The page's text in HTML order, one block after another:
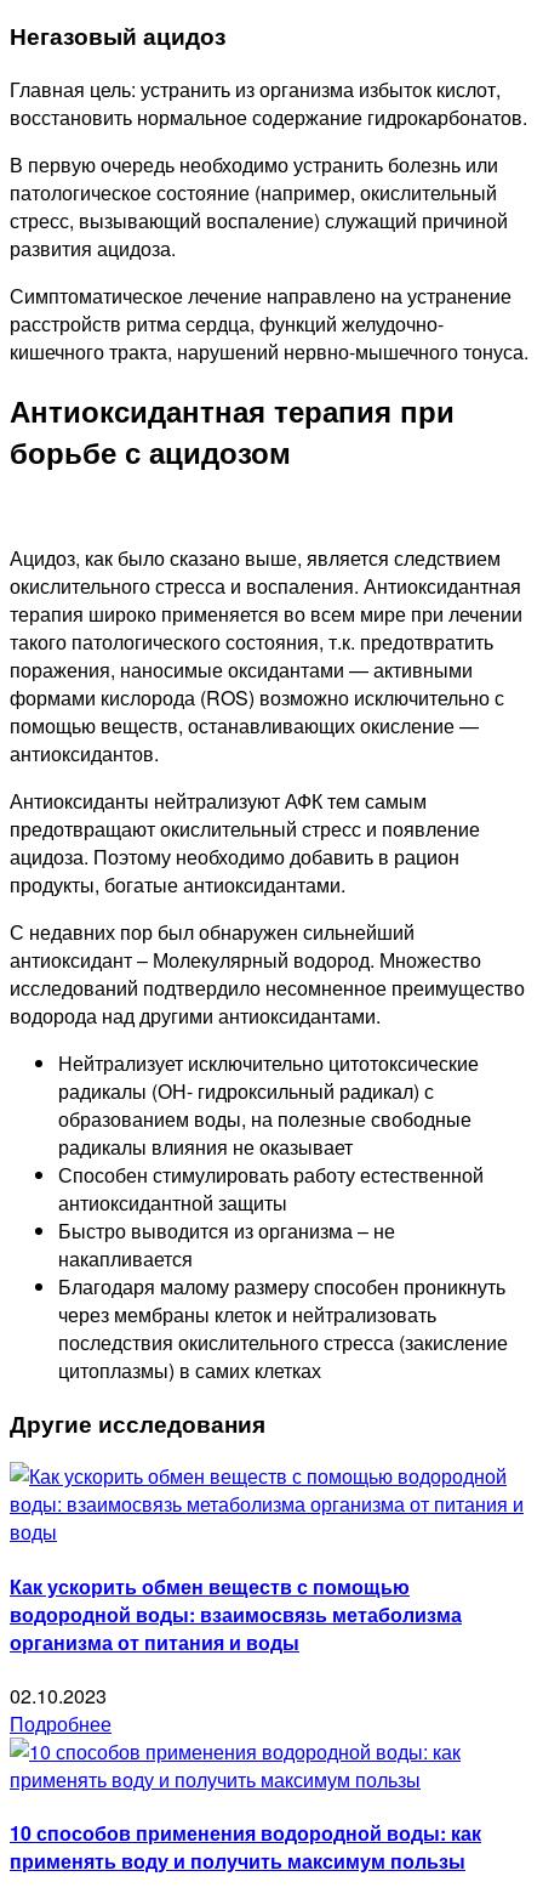
Негазовый ацидоз
Главная цель: устранить из организма избыток кислот,
восстановить нормальное содержание гидрокарбонатов.
В первую очередь необходимо устранить болезнь или
патологическое состояние (например, окислительный
стресс, вызывающий воспаление) служащий причиной
развития ацидоза.
Симптоматическое лечение направлено на устранение
расстройств ритма сердца, функций желудочно-
кишечного тракта, нарушений нервно-мышечного тонуса.
Антиоксидантная терапия при
борьбе с ацидозом
Ацидоз, как было сказано выше, является следствием
окислительного стресса и воспаления. Антиоксидантная
терапия широко применяется во всем мире при лечении
такого патологического состояния, т.к. предотвратить
поражения, наносимые оксидантами — активными
формами кислорода (ROS) возможно исключительно с
помощью веществ, останавливающих окисление —
антиоксидантов.
Антиоксиданты нейтрализуют АФК тем самым
предотвращают окислительный стресс и появление
ацидоза. Поэтому необходимо добавить в рацион
продукты, богатые антиоксидантами.
С недавних пор был обнаружен сильнейший
антиоксидант – Молекулярный водород. Множество
исследований подтвердило несомненное преимущество
водорода над другими антиоксидантами.
Нейтрализует исключительно цитотоксические
радикалы (ОН- гидроксильный радикал) с
образованием воды, на полезные свободные
радикалы влияния не оказывает
Способен стимулировать работу естественной
антиоксидантной защиты
Быстро выводится из организма – не
накапливается
Благодаря малому размеру способен проникнуть
через мембраны клеток и нейтрализовать
последствия окислительного стресса (закисление
цитоплазмы) в самих клетках
Другие исследования
Как ускорить обмен веществ с помощью
водородной воды: взаимосвязь метаболизма
организма от питания и воды
02.10.2023
Подробнее
10 способов применения водородной воды: как
применять воду и получить максимум пользы